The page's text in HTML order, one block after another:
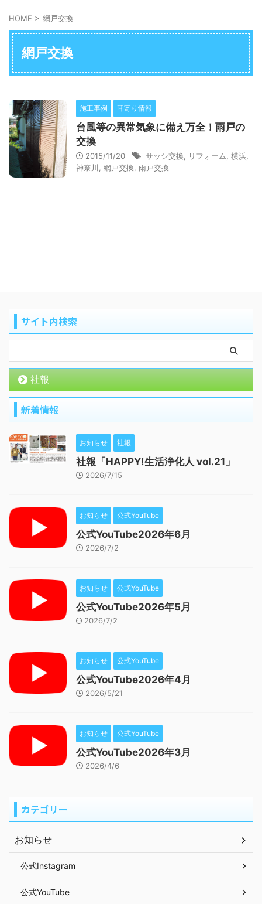
HOME > 網戸交換
網戸交換
施工事例 耳寄り情報
台風等の異常気象に備え万全！雨戸の
交換
2015/11/20 サッシ交換 リフォーム 横浜
神奈川
網戸交換 雨戸交換
サイト内検索
社報
新着情報
お知らせ 社報
社報「HAPPY!生活浄化人 vol.21」
2026/7/15
お知らせ 公式YouTube
公式YouTube2026年6月
2026/7/2
お知らせ 公式YouTube
公式YouTube2026年5月
2026/7/2
お知らせ 公式YouTube
公式YouTube2026年4月
2026/5/21
お知らせ 公式YouTube
公式YouTube2026年3月
2026/4/6
カテゴリー
お知らせ
公式Instagram
公式YouTube